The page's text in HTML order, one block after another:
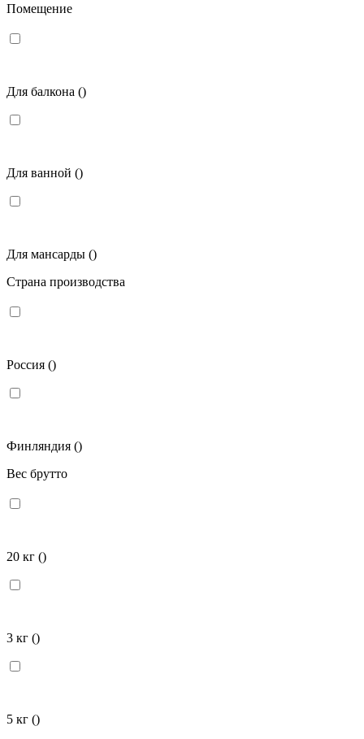
Помещение
Для балкона ()
Для ванной ()
Для мансарды ()
Страна производства
Россия ()
Финляндия ()
Вес брутто
20 кг ()
3 кг ()
5 кг ()